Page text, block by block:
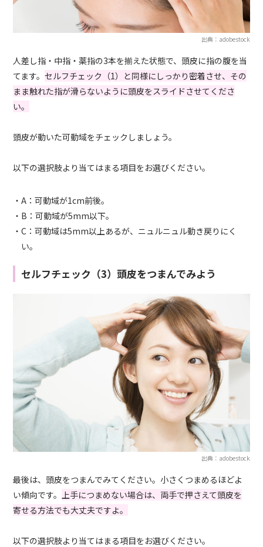
出典：adobestock
人差し指・中指・薬指の3本を揃えた状態で、頭皮に指の腹を当
てます。セルフチェック（1）と同様にしっかり密着させ、その
まま触れた指が滑らないように頭皮をスライドさせてくださ
い。
頭皮が動いた可動域をチェックしましょう。
以下の選択肢より当てはまる項目をお選びください。
・A：可動域が1cm前後。
・B：可動域が5mm以下。
・C：可動域は5mm以上あるが、ニュルニュル動き戻りにく
い。
セルフチェック（3）頭皮をつまんでみよう
出典：adobestock
最後は、頭皮をつまんでみてください。小さくつまめるほどよ
い傾向です。
上手につまめない場合は、両手で押さえて頭皮を
寄せる方法でも大丈夫ですよ。
以下の選択肢より当てはまる項目をお選びください。